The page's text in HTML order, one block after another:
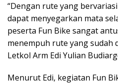
“Dengan rute yang
dapat menyegarkan mata
peserta Fun Bike sangat
menempuh rute yang sudah
Letkol Arm Edi Yulian
Menurut Edi, kegiatan Fun